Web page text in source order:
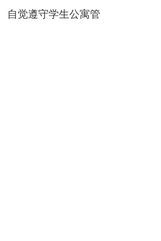
自觉遵守学生公寓管